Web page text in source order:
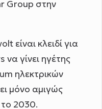
Group στην
είναι κλειδί για
να γίνει ηγέτης
ηλεκτρικών
μόνο αμιγώς
το 2030.